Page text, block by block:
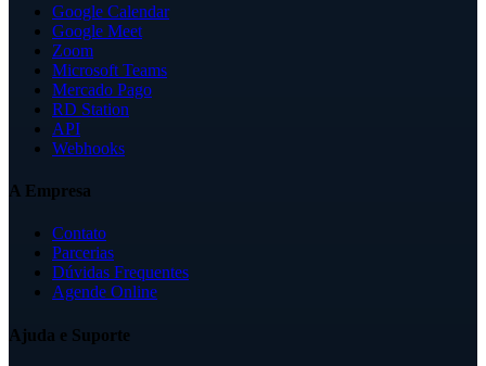
Google Calendar
Google Meet
Zoom
Microsoft Teams
Mercado Pago
RD Station
API
Webhooks
A Empresa
Contato
Parcerias
Dúvidas Frequentes
Agende Online
Ajuda e Suporte